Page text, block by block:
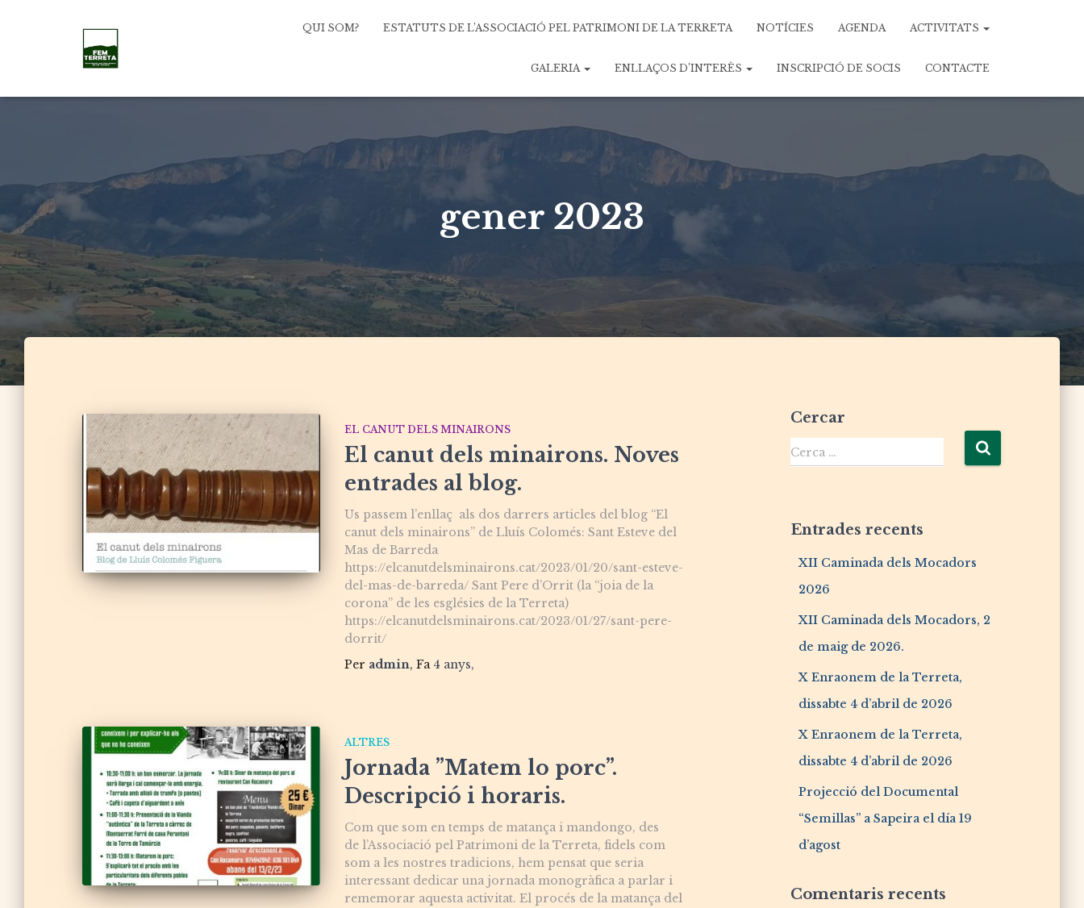
QUI SOM? ESTATUTS DE L’ASSOCIACIÓ PEL PATRIMONI DE LA TERRETA NOTÍCIES AGENDA ACTIVITATS
GALERIA ENLLAÇOS D’INTERÈS INSCRIPCIÓ DE SOCIS CONTACTE
gener 2023
EL CANUT DELS MINAIRONS
El canut dels minairons. Noves
entrades al blog.
Us passem l’enllaç als dos darrers articles del blog “El
canut dels minairons” de Lluís Colomés: Sant Esteve del
Mas de Barreda
https://elcanutdelsminairons.cat/2023/01/20/sant-esteve-
del-mas-de-barreda/ Sant Pere d’Orrit (la “joia de la
corona” de les esglésies de la Terreta)
https://elcanutdelsminairons.cat/2023/01/27/sant-pere-
dorrit/
Per admin, Fa 4 anys,
ALTRES
Jornada ”Matem lo porc”.
Descripció i horaris.
Com que som en temps de matança i mandongo, des
de l’Associació pel Patrimoni de la Terreta, fidels com
som a les nostres tradicions, hem pensat que seria
interessant dedicar una jornada monogràfica a parlar i
rememorar aquesta activitat. El procés de la matança del
Cercar
Cerca …
Entrades recents
XII Caminada dels Mocadors
2026
XII Caminada dels Mocadors, 2
de maig de 2026.
X Enraonem de la Terreta,
dissabte 4 d’abril de 2026
X Enraonem de la Terreta,
dissabte 4 d’abril de 2026
Projecció del Documental
“Semillas” a Sapeira el día 19
d’agost
Comentaris recents